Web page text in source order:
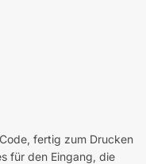
fertig zum Drucken
für den Eingang, die